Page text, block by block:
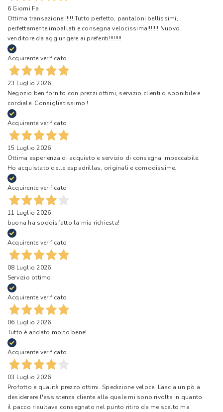
6 Giorni Fa
Ottima transazione!!!!!! Tutto perfetto, pantaloni bellissimi,
perfettamente imballati e consegna velocissima!!!!!!! Nuovo
venditore da aggiungere ai preferiti!!!!!!!!
Acquirente verificato
23 Luglio 2026
Negozio ben fornito con prezzi ottimi, servizio clienti disponibile e
cordiale. Consigliatissimo !
Acquirente verificato
15 Luglio 2026
Ottima esperienza di acquisto e servizio di consegna impeccabile.
Ho acquistato delle espadrillas, originali e comodissime.
Acquirente verificato
11 Luglio 2026
buona ha soddisfatto la mia richiesta!
Acquirente verificato
08 Luglio 2026
Servizio ottimo.
Acquirente verificato
06 Luglio 2026
Tutto è andato molto bene!
Acquirente verificato
03 Luglio 2026
Profotto e qualità prezzo ottimi. Spedizione veloce. Lascia un pò a
desiderare l'assistenza cliente alla quale mi sono rivolta in quanto
il pacco risultava consegnato nel punto ritiro da me scelto ma